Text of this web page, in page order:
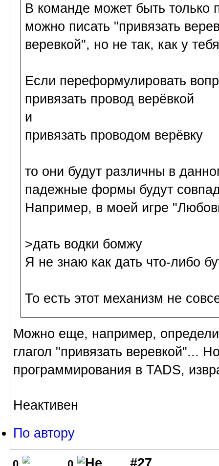
В команде может быть только
можно писать "привязать
веревкой", но не так, как у
Если переформулировать
привязать провод верёвкой
и
привязать проводом верёвку
то они будут различны в
падежные формы будут
Например, в моей игре
>дать водки бомжу
Я не знаю как дать что-либо
То есть этот механизм не
Можно еще, например,
глагол "привязать веревкой"...
программирования в TADS,
Неактивен
По автору
#27